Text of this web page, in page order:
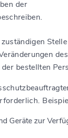
der
Stelle
des
bestellten
Geräte zur